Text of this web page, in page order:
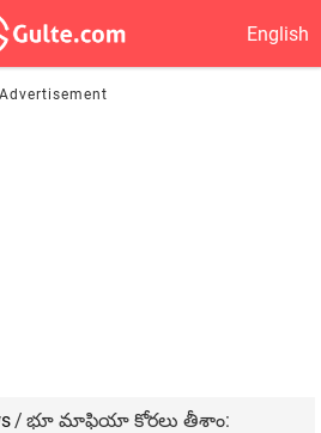
English
/ భూ మాఫియా కోరలు తీశాం: